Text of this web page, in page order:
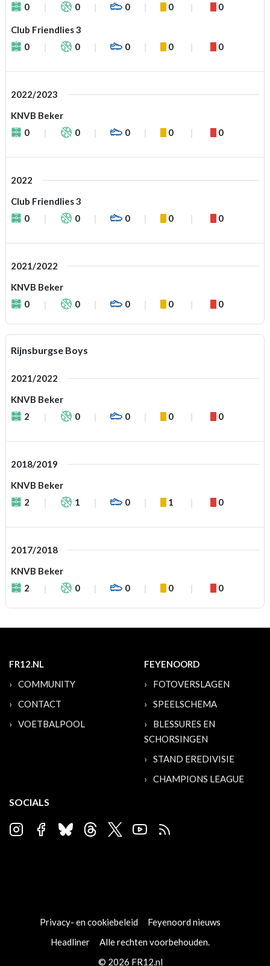
0
0 0 0 0
Club Friendlies 3
0
0 0 0 0
2022/2023
KNVB Beker
0
0 0 0 0
2022
Club Friendlies 3
0
0 0 0 0
2021/2022
KNVB Beker
0
0 0 0 0
Rijnsburgse Boys
2021/2022
KNVB Beker
2
0 0 0 0
2018/2019
KNVB Beker
2
1 0 1 0
2017/2018
KNVB Beker
2
0 0 0 0
FR12.NL
COMMUNITY
CONTACT
VOETBALPOOL
FEYENOORD
FOTOVERSLAGEN
SPEELSCHEMA
BLESSURES EN
SCHORSINGEN
STAND EREDIVISIE
CHAMPIONS LEAGUE
SOCIALS
Privacy- en cookiebeleid
Feyenoord nieuws
Headliner
Alle rechten voorbehouden.
© 2026 FR12.nl